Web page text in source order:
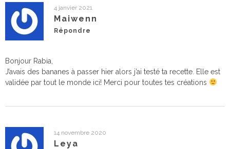
4 janvier 2021
Maiwenn
Répondre
Bonjour Rabia,
J’avais des bananes à passer hier alors j’ai testé ta recette. Elle est
validée par tout le monde ici! Merci pour toutes tes créations
14 novembre 2020
Leya